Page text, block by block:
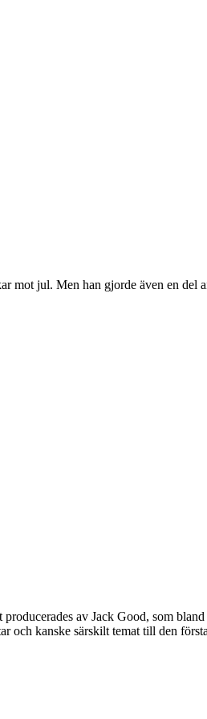
mot jul. Men han gjorde även en del
av Jack Good, som bland
och kanske särskilt temat till den